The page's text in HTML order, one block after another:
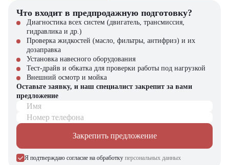
Купить электрический вилочный погрузчик TRF E50-3i4 в
компании "ЦТО"
Компания "ЦТО" – официальный дилер техники TRF,
предлагающий новые модели складского оборудования с гарантией.
У нас вы найдете: широкий выбор спецтехники, вилочных
погрузчиков, малой складской техники, навесного оборудования,
запчасти для долгосрочной эксплуатации, профессиональные
консультации по выбору техники.
Мы осуществляем быструю доставку по всей России и
обеспечиваем сервисное обслуживание и ремонт.
📞 Звоните прямо сейчас для уточнения деталей и оформления
Что входит в предпродажную подготовку?
Диагностика всех систем (двигатель, трансмиссия,
гидравлика и др.)
Проверка жидкостей (масло, фильтры, антифриз) и их
дозаправка
Установка навесного оборудования
Тест-драйв и обкатка для проверки работы под нагрузкой
Внешний осмотр и мойка
Оставьте заявку, и наш специалист закрепит за вами
предложение
Имя
Номер телефона
Закрепить предложение
Я подтверждаю согласие на обработку персональных данных